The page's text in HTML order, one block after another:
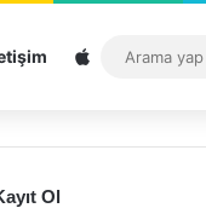
Sitemap
Ol